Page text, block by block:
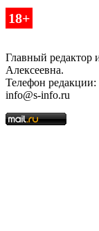
18+
Главный
Алексеевна.
Телефон
info@s-info.ru